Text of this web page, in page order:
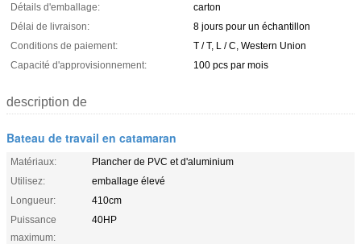
Détails d'emballage:
carton
Délai de livraison:
8 jours pour un échantillon
Conditions de paiement:
T / T, L / C, Western Union
Capacité d'approvisionnement:
100 pcs par mois
description de
Bateau de travail en catamaran
Matériaux:
Plancher de PVC et d'aluminium
Utilisez:
emballage élevé
Longueur:
410cm
Puissance
maximum:
40HP